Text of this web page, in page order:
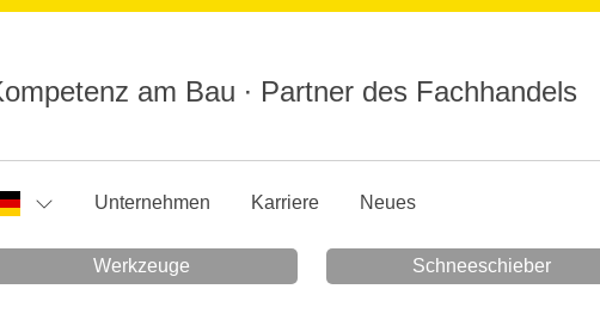
am Bau ∙ Partner des Fachhandels
Unternehmen Karriere Neues
Werkzeuge Schneeschieber